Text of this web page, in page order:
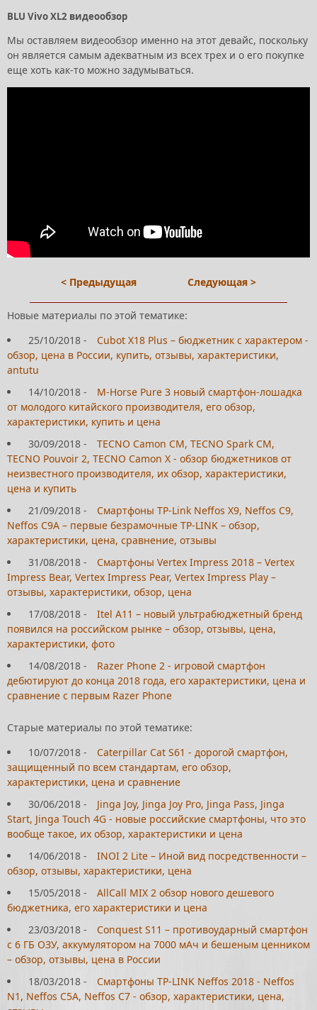
BLU Vivo XL2 видеообзор
Мы оставляем видеообзор именно на этот девайс, поскольку
он является самым адекватным из всех трех и о его покупке
еще хоть как-то можно задумываться.
< Предыдущая Следующая >
Новые материалы по этой тематике:
25/10/2018 -
Cubot X18 Plus – бюджетник с характером -
обзор, цена в России, купить, отзывы, характеристики,
antutu
14/10/2018 -
M-Horse Pure 3 новый смартфон-лошадка
от молодого китайского производителя, его обзор,
характеристики, купить и цена
30/09/2018 -
TECNO Camon CM, TECNO Spark CM,
TECNO Pouvoir 2, TECNO Camon X - обзор бюджетников от
неизвестного производителя, их обзор, характеристики,
цена и купить
21/09/2018 -
Смартфоны TP-Link Neffos X9, Neffos C9,
Neffos C9A – первые безрамочные TP-LINK – обзор,
характеристики, цена, сравнение, отзывы
31/08/2018 -
Смартфоны Vertex Impress 2018 – Vertex
Impress Bear, Vertex Impress Pear, Vertex Impress Play –
отзывы, характеристики, обзор, цена
17/08/2018 -
Itel A11 – новый ультрабюджетный бренд
появился на российском рынке – обзор, отзывы, цена,
характеристики, фото
14/08/2018 -
Razer Phone 2 - игровой смартфон
дебютируют до конца 2018 года, его характеристики, цена и
сравнение с первым Razer Phone
Старые материалы по этой тематике:
10/07/2018 -
Caterpillar Cat S61 - дорогой смартфон,
защищенный по всем стандартам, его обзор,
характеристики, цена и сравнение
30/06/2018 -
Jinga Joy, Jinga Joy Pro, Jinga Pass, Jinga
Start, Jinga Touch 4G - новые российские смартфоны, что это
вообще такое, их обзор, характеристики и цена
14/06/2018 -
INOI 2 Lite – Иной вид посредственности –
обзор, отзывы, характеристики, цена
15/05/2018 -
AllCall MIX 2 обзор нового дешевого
бюджетника, его характеристики и цена
23/03/2018 -
Conquest S11 – противоударный смартфон
с 6 ГБ ОЗУ, аккумулятором на 7000 мАч и бешеным ценником
– обзор, отзывы, цена в России
18/03/2018 -
Смартфоны TP-LINK Neffos 2018 - Neffos
N1, Neffos C5A, Neffos C7 - обзор, характеристики, цена,